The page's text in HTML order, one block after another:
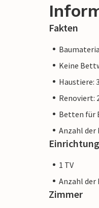
Fakten
Keine
Haustiere: 3
Renoviert:
Betten für
Anzahl der
1 TV
Anzahl der
Zimmer